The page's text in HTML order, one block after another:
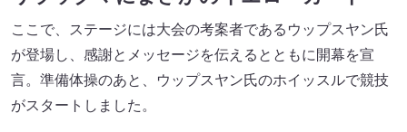
ここで、ステージには大会の考案者であるウップスヤン氏
が登場し、感謝とメッセージを伝えるとともに開幕を宣
言。準備体操のあと、ウップスヤン氏のホイッスルで競技
がスタートしました。